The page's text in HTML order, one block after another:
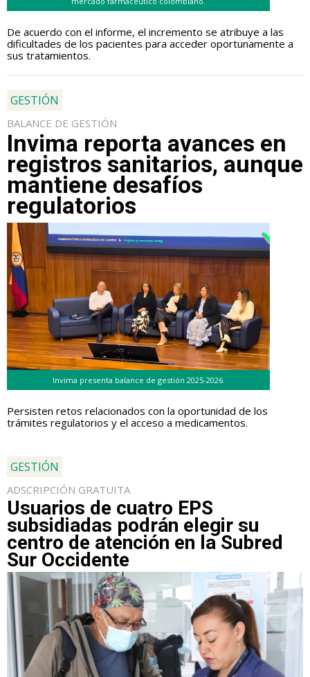
De acuerdo con el informe, el incremento se atribuye a las
dificultades de los pacientes para acceder oportunamente a
sus tratamientos.
GESTIÓN
BALANCE DE GESTIÓN
Invima reporta avances en
registros sanitarios, aunque
mantiene desafíos
regulatorios
Invima presenta balance de gestión 2025-2026.
Persisten retos relacionados con la oportunidad de los
trámites regulatorios y el acceso a medicamentos.
GESTIÓN
ADSCRIPCIÓN GRATUITA
Usuarios de cuatro EPS
subsidiadas podrán elegir su
centro de atención en la Subred
Sur Occidente